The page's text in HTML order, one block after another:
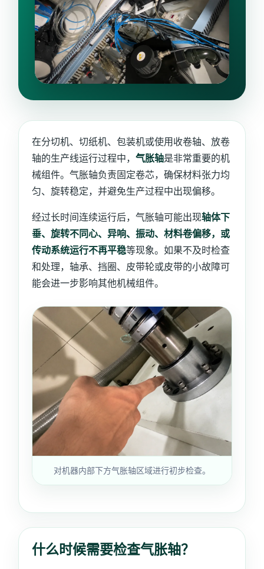
在分切机、切纸机、包装机或使用收卷轴、放卷
轴的生产线运行过程中， 气胀轴是非常重要的机
械组件。气胀轴负责固定卷芯，确保材料张力均
匀、旋转稳定，并避免生产过程中出现偏移。
经过长时间连续运行后，气胀轴可能出现轴体下
垂、旋转不同心、异响、振动、材料卷偏移，或
传动系统运行不再平稳等现象。如果不及时检查
和处理，轴承、挡圈、皮带轮或皮带的小故障可
能会进一步影响其他机械组件。
对机器内部下方气胀轴区域进行初步检查。
什么时候需要检查气胀轴？